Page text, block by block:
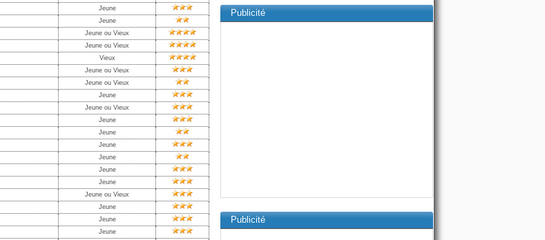
Jeune
Jeune
Jeune ou Vieux
Jeune ou Vieux
Vieux
Jeune ou Vieux
Jeune ou Vieux
Jeune
Jeune ou Vieux
Jeune
Jeune
Jeune
Jeune
Jeune
Jeune
Jeune ou Vieux
Jeune
Jeune
Jeune
Publicité
Publicité